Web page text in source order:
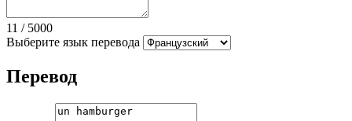
11 / 5000
Выберите язык перевода
Перевод